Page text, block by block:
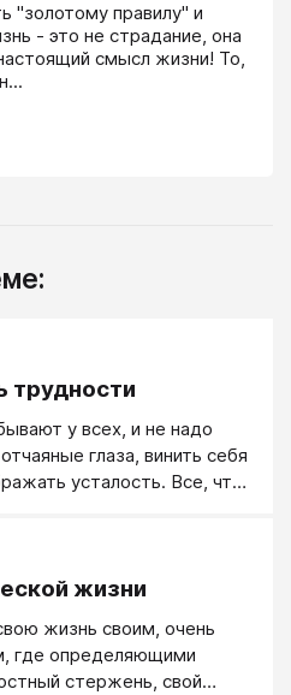
"золотому правилу" и
- это не страдание, она
смысл жизни! То,
трудности
у всех, и не надо
глаза, винить себя
усталость. Все, что
возможности (пути
Проще говоря,
жизни
жизнь своим, очень
где определяющими
стержень, свой